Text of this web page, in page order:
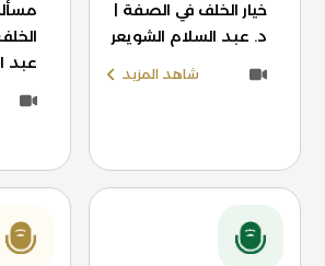
خيار الخلف في الصفة |
د. عبد السلام الشويعر
شاهد المزيد
عبد